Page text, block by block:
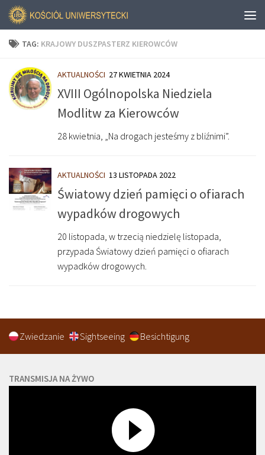
TAG: KRAJOWY DUSZPASTERZ KIEROWCÓW
AKTUALNOŚCI 27 KWIETNIA 2024
XVIII Ogólnopolska Niedziela
Modlitw za Kierowców
28 kwietnia, „Na drogach jesteśmy z bliźnimi”.
AKTUALNOŚCI 13 LISTOPADA 2022
Światowy dzień pamięci o ofiarach
wypadków drogowych
20 listopada, w trzecią niedzielę listopada,
przypada Światowy dzień pamięci o ofiarach
wypadków drogowych.
Zwiedzanie Sightseeing Besichtigung
TRANSMISJA NA ŻYWO